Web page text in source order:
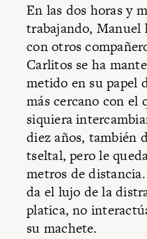
En las dos horas y
trabajando, Manuel
con otros
Carlitos se ha
metido en su papel
más cercano con el
siquiera
diez años, también
tseltal, pero le
metros de
da el lujo de la
platica, no
su machete.